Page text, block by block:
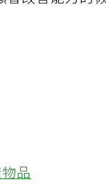
著改善能力的